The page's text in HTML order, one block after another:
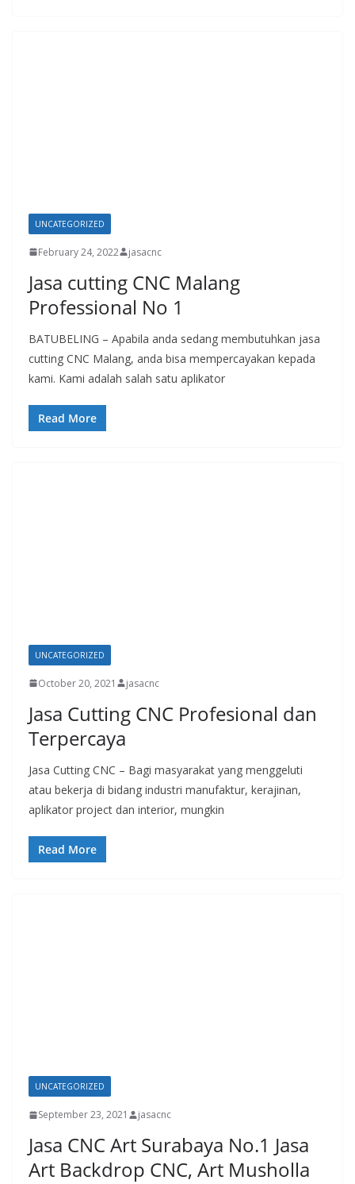
UNCATEGORIZED
February 24, 2022 jasacnc
Jasa cutting CNC Malang
Professional No 1
BATUBELING – Apabila anda sedang membutuhkan jasa
cutting CNC Malang, anda bisa mempercayakan kepada
kami. Kami adalah salah satu aplikator
Read More
UNCATEGORIZED
October 20, 2021 jasacnc
Jasa Cutting CNC Profesional dan
Terpercaya
Jasa Cutting CNC – Bagi masyarakat yang menggeluti
atau bekerja di bidang industri manufaktur, kerajinan,
aplikator project dan interior, mungkin
Read More
UNCATEGORIZED
September 23, 2021 jasacnc
Jasa CNC Art Surabaya No.1 Jasa
Art Backdrop CNC, Art Musholla